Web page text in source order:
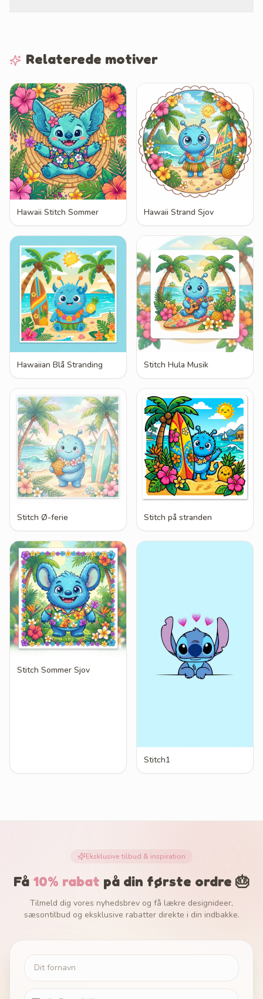
Relaterede motiver
Hawaii Stitch Sommer Hawaii Strand Sjov
Hawaiian Blå Stranding Stitch Hula Musik
Stitch Ø-ferie Stitch på stranden
Stitch Sommer Sjov
Stitch1
Eksklusive tilbud & inspiration
Få 10% rabat på din første ordre 🎂
Tilmeld dig vores nyhedsbrev og få lækre designideer,
sæsontilbud og eksklusive rabatter direkte i din indbakke.